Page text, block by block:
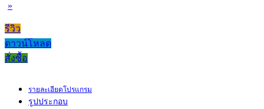
»
รีวิว
ดาวน์โหลด
สั่งซื้อ
รายละเอียดโปรแกรม
รูปประกอบ